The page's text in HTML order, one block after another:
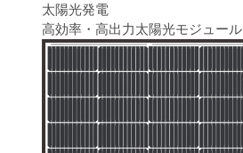
太陽光発電
高効率・高出力太陽光モジュール